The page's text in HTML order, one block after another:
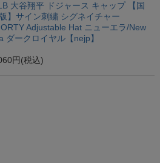
大谷翔平 ドジャース キャップ 【国
】サイン刺繍 シグネイチャー
Adjustable Hat ニューエラ/New
ダークロイヤル【nejp】
円 (税込)